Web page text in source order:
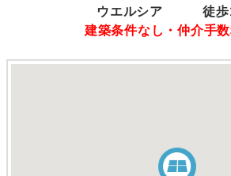
ウエルシア 徒歩
建築条件なし・仲介手